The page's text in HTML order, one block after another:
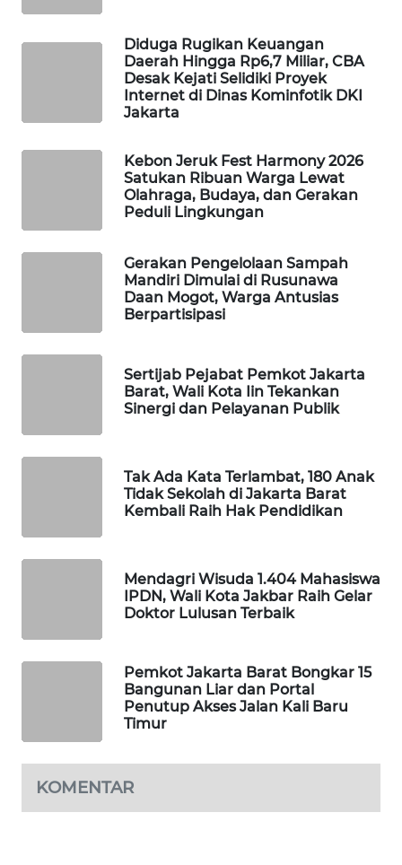
Diduga Rugikan Keuangan
Daerah Hingga Rp6,7 Miliar, CBA
Desak Kejati Selidiki Proyek
Internet di Dinas Kominfotik DKI
Jakarta
Kebon Jeruk Fest Harmony 2026
Satukan Ribuan Warga Lewat
Olahraga, Budaya, dan Gerakan
Peduli Lingkungan
Gerakan Pengelolaan Sampah
Mandiri Dimulai di Rusunawa
Daan Mogot, Warga Antusias
Berpartisipasi
Sertijab Pejabat Pemkot Jakarta
Barat, Wali Kota Iin Tekankan
Sinergi dan Pelayanan Publik
Tak Ada Kata Terlambat, 180 Anak
Tidak Sekolah di Jakarta Barat
Kembali Raih Hak Pendidikan
Mendagri Wisuda 1.404 Mahasiswa
IPDN, Wali Kota Jakbar Raih Gelar
Doktor Lulusan Terbaik
Pemkot Jakarta Barat Bongkar 15
Bangunan Liar dan Portal
Penutup Akses Jalan Kali Baru
Timur
KOMENTAR
ALPERKLINAS
NEWS
KRT
NEWS